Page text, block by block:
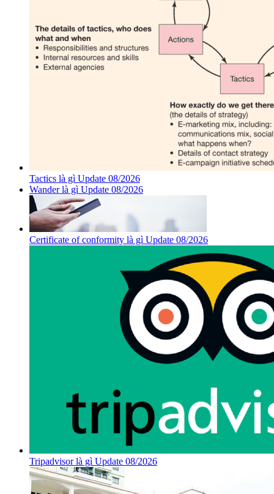
Tactics là gì Update 08/2026
Wander là gì Update 08/2026
Certificate of conformity là gì Update 08/2026
Tripadvisor là gì Update 08/2026